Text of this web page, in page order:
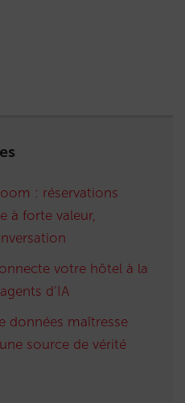
: réservations
à forte valeur,
votre hôtel à la
d’IA
données maîtresse
source de vérité